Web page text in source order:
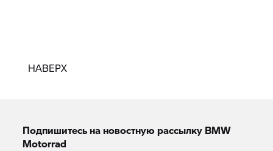
НАВЕРХ
Подпишитесь на новостную рассылку BMW
Motorrad